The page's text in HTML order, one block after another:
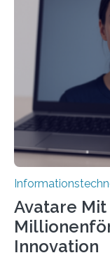
Avatare
Innovation